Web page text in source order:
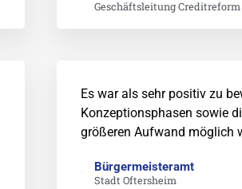
Geschäftsleitung
Es war als sehr positiv zu
Konzeptionsphasen sowie
größeren Aufwand möglich
Bürgermeisteramt
Stadt Oftersheim